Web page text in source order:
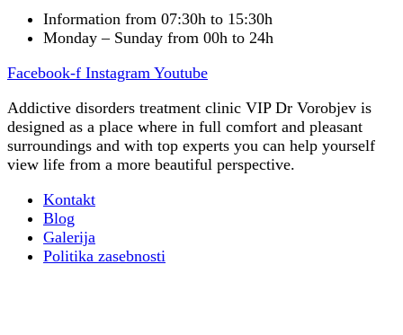
Information from 07:30h to 15:30h
Monday – Sunday from 00h to 24h
Facebook-f Instagram Youtube
Addictive disorders treatment clinic VIP Dr Vorobjev is
designed as a place where in full comfort and pleasant
surroundings and with top experts you can help yourself
view life from a more beautiful perspective.
Kontakt
Blog
Galerija
Politika zasebnosti